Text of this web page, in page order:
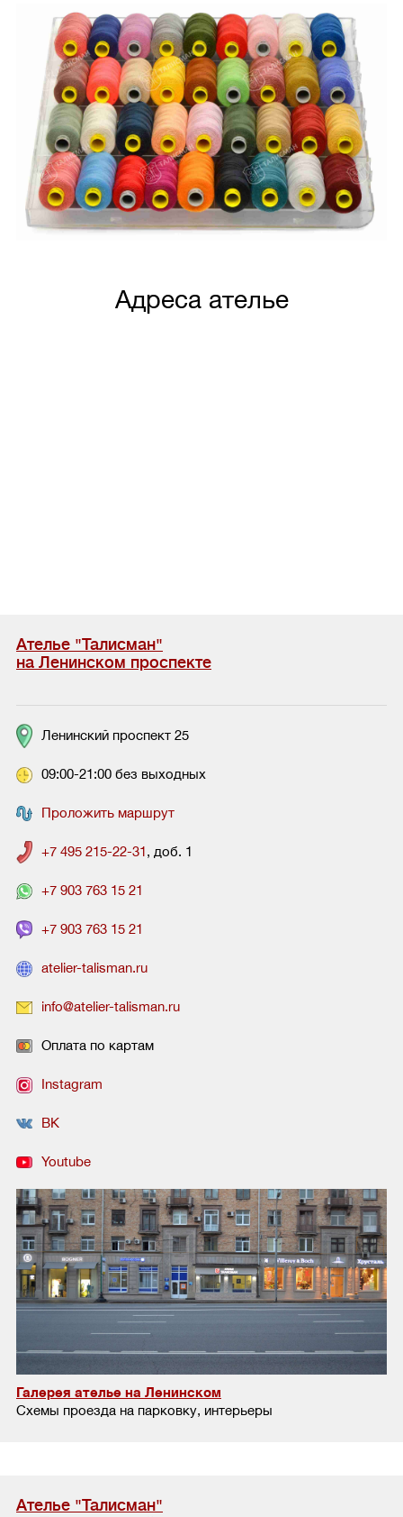
Адреса ателье
Ателье "Талисман"
на Ленинском проспекте
Ленинский проспект 25
09:00-21:00 без выходных
Проложить маршрут
+7 495 215-22-31, доб. 1
+7 903 763 15 21
+7 903 763 15 21
atelier-talisman.ru
info@atelier-talisman.ru
Оплата по картам
Instagram
ВК
Youtube
Галерея ателье на Ленинском
Схемы проезда на парковку, интерьеры
Ателье "Талисман"